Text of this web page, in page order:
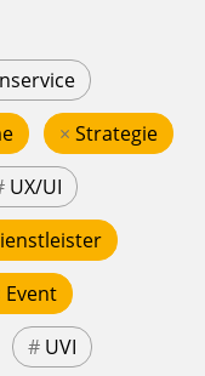
× Strategie
UX/UI
Event
# UVI